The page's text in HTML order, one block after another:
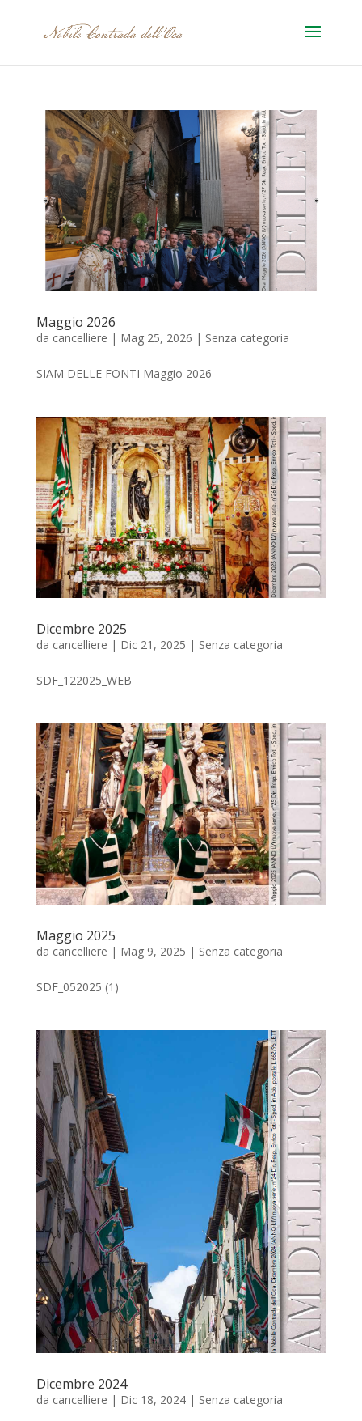
Maggio 2026
da cancelliere | Mag 25, 2026 | Senza categoria
SIAM DELLE FONTI Maggio 2026
Dicembre 2025
da cancelliere | Dic 21, 2025 | Senza categoria
SDF_122025_WEB
Maggio 2025
da cancelliere | Mag 9, 2025 | Senza categoria
SDF_052025 (1)
Dicembre 2024
da cancelliere | Dic 18, 2024| Senza categoria